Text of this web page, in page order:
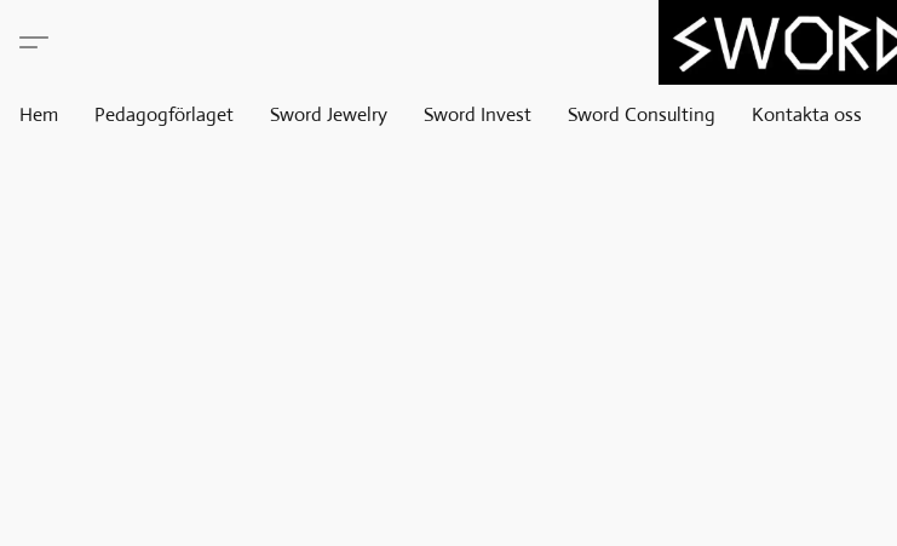
Hem Pedagogförlaget Sword Jewelry Sword Invest Sword Consulting Kontakta oss